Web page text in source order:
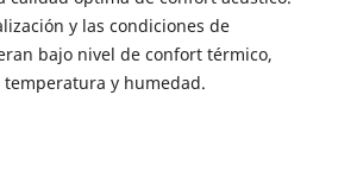
y las condiciones de
bajo nivel de confort térmico,
y humedad.